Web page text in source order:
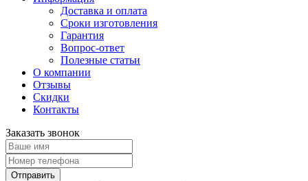
Доставка и оплата
Сроки изготовления
Гарантия
Вопрос-ответ
Полезные статьи
О компании
Отзывы
Скидки
Контакты
Заказать звонок
Отправить